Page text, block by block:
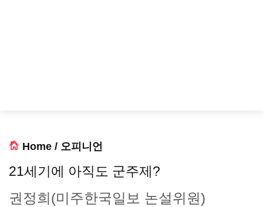
Home / 오피니언
21세기에 아직도 군주제?
권정희(미주한국일보 논설위원)